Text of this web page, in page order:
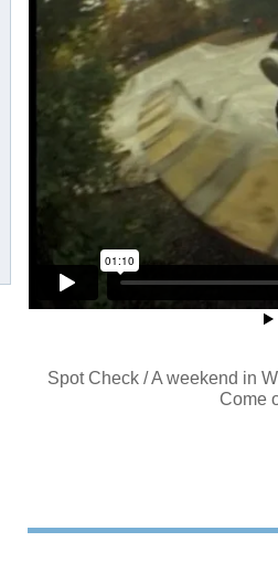
Spot Check / A weekend in
Come